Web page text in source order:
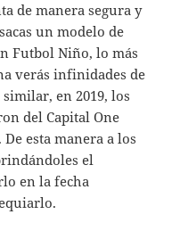
de manera segura y
un modelo de
Futbol Niño, lo más
verás infinidades de
en 2019, los
del Capital One
esta manera a los
el
en la fecha